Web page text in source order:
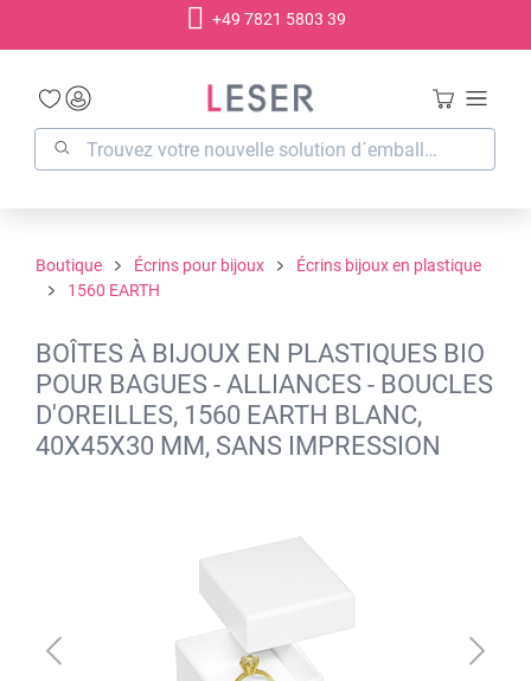
+49 7821 5803 39
Boutique Écrins pour bijoux
Écrins bijoux en plastique
1560 EARTH
BOÎTES À BIJOUX EN PLASTIQUES BIO
POUR BAGUES - ALLIANCES - BOUCLES
D'OREILLES, 1560 EARTH BLANC,
40X45X30 MM, SANS IMPRESSION